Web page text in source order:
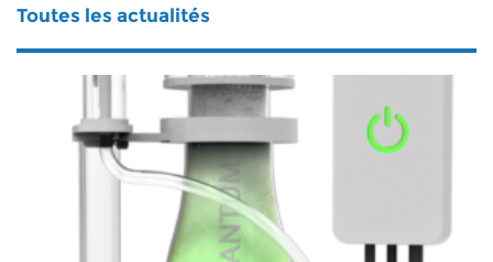
Toutes les actualités